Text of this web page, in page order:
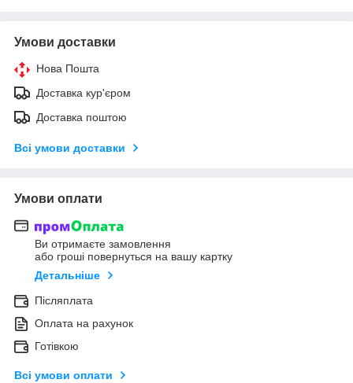
Умови доставки
Нова Пошта
Доставка кур'єром
Доставка поштою
Всі умови доставки
Умови оплати
Ви отримаєте замовлення
або гроші повернуться на вашу картку
Детальніше
Післяплата
Оплата на рахунок
Готівкою
Всі умови оплати